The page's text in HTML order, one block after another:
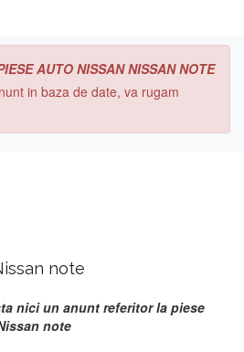
AUTO NISSAN NISSAN NOTE
in baza de date, va rugam
note
nici un anunt referitor la piese
note